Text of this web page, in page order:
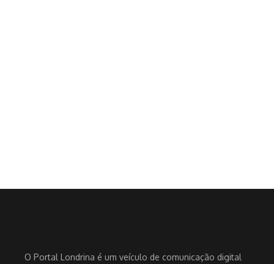
O Portal Londrina é um veículo de comunicação digital